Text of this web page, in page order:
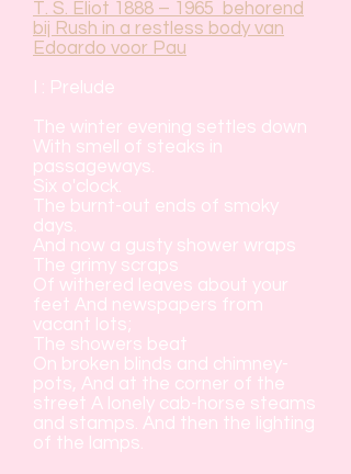
T. S. Eliot 1888 – 1965 behorend
bij Rush in a restless body van
Edoardo voor Pau
I : Prelude
The winter evening settles down
With smell of steaks in
passageways.
Six o'clock.
The burnt-out ends of smoky
days.
And now a gusty shower wraps
The grimy scraps
Of withered leaves about your
feet And newspapers from
vacant lots;
The showers beat
On broken blinds and chimney-
pots, And at the corner of the
street A lonely cab-horse steams
and stamps. And then the lighting
of the lamps.